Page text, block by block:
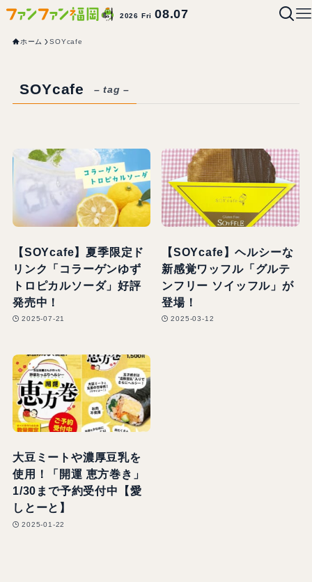
2026 Fri08.07
ホーム SOYcafe
SOYcafe – tag –
【SOYcafe】夏季限定ド
リンク「コラーゲンゆず
トロピカルソーダ」好評
発売中！
2025-07-21
【SOYcafe】ヘルシーな
新感覚ワッフル「グルテ
ンフリー ソイッフル」が
登場！
2025-03-12
大豆ミートや濃厚豆乳を
使用！「開運 恵方巻き」
1/30まで予約受付中【愛
しとーと】
2025-01-22